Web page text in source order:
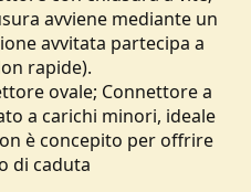
avviene mediante un
avvitata partecipa a
rapide).
ovale; Connettore a
a carichi minori, ideale
è concepito per offrire
di caduta